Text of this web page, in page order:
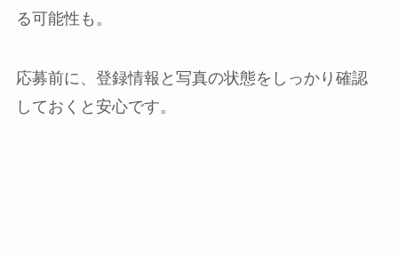
る可能性も。
応募前に、登録情報と写真の状態をしっかり確認
しておくと安心です。